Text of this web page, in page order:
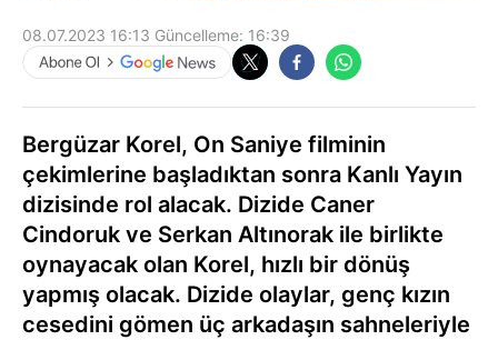
08.07.2023 16:13 Güncelleme: 16:39
Bergüzar Korel, On Saniye filminin
çekimlerine başladıktan sonra Kanlı Yayın
dizisinde rol alacak. Dizide Caner
Cindoruk ve Serkan Altınorak ile birlikte
oynayacak olan Korel, hızlı bir dönüş
yapmış olacak. Dizide olaylar, genç kızın
cesedini gömen üç arkadaşın sahneleriyle